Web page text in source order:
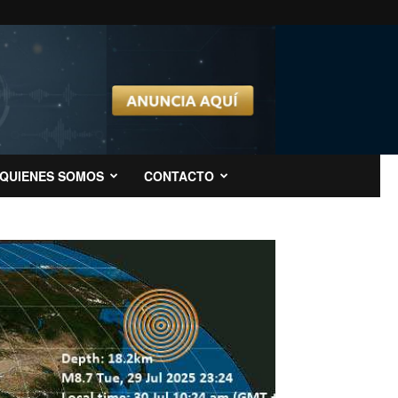
QUIENES SOMOS CONTACTO